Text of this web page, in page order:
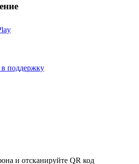
поддержку
и отсканируйте QR код